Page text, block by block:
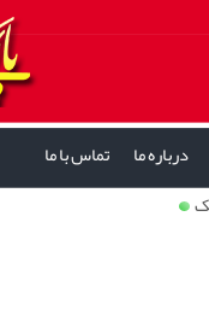
درباره ما
تماس با ما